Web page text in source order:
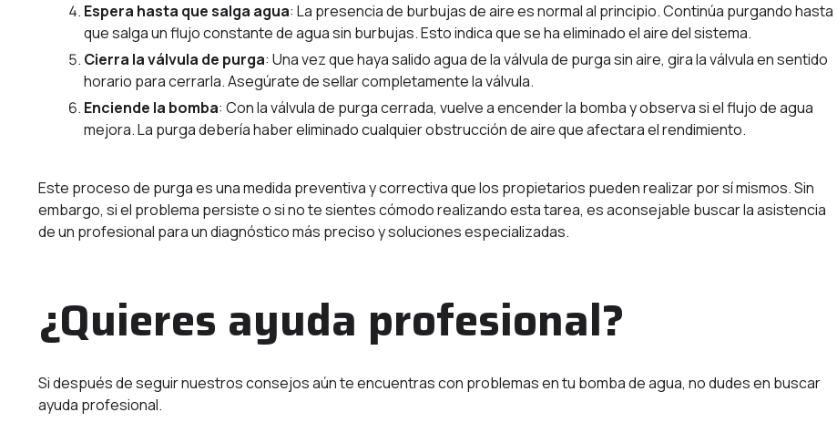
Espera hasta que salga agua: La presencia de burbujas de aire es normal al principio. Continúa purgando hasta
que salga un flujo constante de agua sin burbujas. Esto indica que se ha eliminado el aire del sistema.
Cierra la válvula de purga: Una vez que haya salido agua de la válvula de purga sin aire, gira la válvula en sentido
horario para cerrarla. Asegúrate de sellar completamente la válvula.
Enciende la bomba: Con la válvula de purga cerrada, vuelve a encender la bomba y observa si el flujo de agua
mejora. La purga debería haber eliminado cualquier obstrucción de aire que afectara el rendimiento.
Este proceso de purga es una medida preventiva y correctiva que los propietarios pueden realizar por sí mismos. Sin
embargo, si el problema persiste o si no te sientes cómodo realizando esta tarea, es aconsejable buscar la asistencia
de un profesional para un diagnóstico más preciso y soluciones especializadas.
¿Quieres ayuda profesional?
Si después de seguir nuestros consejos aún te encuentras con problemas en tu bomba de agua, no dudes en buscar
ayuda profesional.